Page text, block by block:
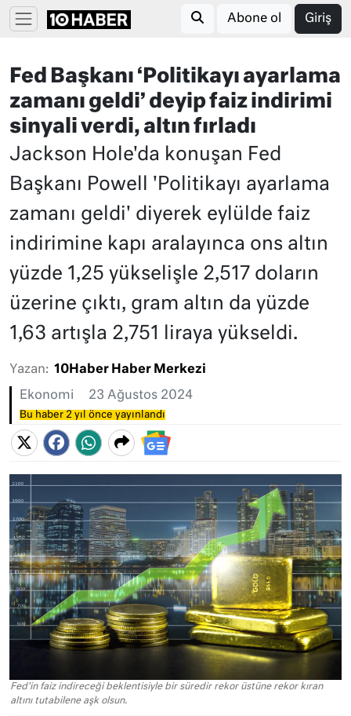
Abone ol Giriş
Fed Başkanı ‘Politikayı ayarlama
zamanı geldi’ deyip faiz indirimi
sinyali verdi, altın fırladı
Jackson Hole'da konuşan Fed
Başkanı Powell 'Politikayı ayarlama
zamanı geldi' diyerek eylülde faiz
indirimine kapı aralayınca ons altın
yüzde 1,25 yükselişle 2,517 doların
üzerine çıktı, gram altın da yüzde
1,63 artışla 2,751 liraya yükseldi.
Yazan: 10Haber Haber Merkezi
Ekonomi 23 Ağustos 2024
Bu haber 2 yıl önce yayınlandı
Fed'in faiz indireceği beklentisiyle bir süredir rekor üstüne rekor kıran
altını tutabilene aşk olsun.